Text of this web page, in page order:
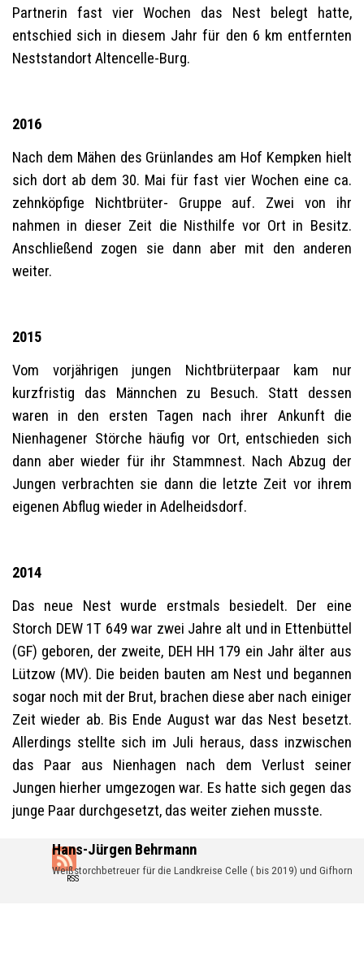
Partnerin fast vier Wochen das Nest belegt hatte,
entschied sich in diesem Jahr für den 6 km entfernten
Neststandort Altencelle-Burg.
2016
Nach dem Mähen des Grünlandes am Hof Kempken hielt
sich dort ab dem 30. Mai für fast vier Wochen eine ca.
zehnköpfige Nichtbrüter- Gruppe auf. Zwei von ihr
nahmen in dieser Zeit die Nisthilfe vor Ort in Besitz.
Anschließend zogen sie dann aber mit den anderen
weiter.
2015
Vom vorjährigen jungen Nichtbrüterpaar kam nur
kurzfristig das Männchen zu Besuch. Statt dessen
waren in den ersten Tagen nach ihrer Ankunft die
Nienhagener Störche häufig vor Ort, entschieden sich
dann aber wieder für ihr Stammnest. Nach Abzug der
Jungen verbrachten sie dann die letzte Zeit vor ihrem
eigenen Abflug wieder in Adelheidsdorf.
2014
Das neue Nest wurde erstmals besiedelt. Der eine
Storch DEW 1T 649 war zwei Jahre alt und in Ettenbüttel
(GF) geboren, der zweite, DEH HH 179 ein Jahr älter aus
Lützow (MV). Die beiden bauten am Nest und begannen
sogar noch mit der Brut, brachen diese aber nach einiger
Zeit wieder ab. Bis Ende August war das Nest besetzt.
Allerdings stellte sich im Juli heraus, dass inzwischen
das Paar aus Nienhagen nach dem Verlust seiner
Jungen hierher umgezogen war. Es hatte sich gegen das
junge Paar durchgesetzt, das weiter ziehen musste.
Hans-Jürgen Behrmann
Weißstorchbetreuer für die Landkreise Celle ( bis 2019) und Gifhorn
RSS